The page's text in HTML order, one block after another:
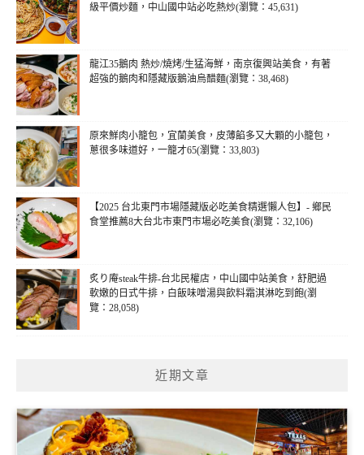
級平價炒麵，中山國中站必吃熱炒(瀏覽：45,631)
龍江35鵝肉 熱炒/燒烤/生猛海鮮，南京復興站美食，有著
超強的鵝肉和隱藏版鵝油烏醋麵(瀏覽：38,468)
原來鮮肉小籠包，宜蘭美食，皮薄餡多又大顆的小籠包，
蔥很多味道好，一籠才65(瀏覽：33,803)
【2025 台北東門市場隱藏版必吃美食精選懶人包】- 鄉民
食堂推薦8大台北市東門市場必吃美食(瀏覽：32,106)
炙り庵steak牛排-台北民權店，中山國中站美食，舒肥過
軟嫩的日式牛排，白飯味噌湯與飲料霜淇淋吃到飽(瀏
覽：28,058)
近期文章